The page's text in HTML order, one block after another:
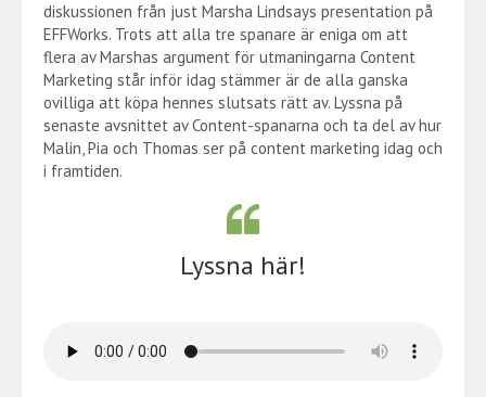
diskussionen från just Marsha Lindsays presentation på
EFFWorks. Trots att alla tre spanare är eniga om att
flera av Marshas argument för utmaningarna Content
Marketing står inför idag stämmer är de alla ganska
ovilliga att köpa hennes slutsats rätt av. Lyssna på
senaste avsnittet av Content-spanarna och ta del av hur
Malin, Pia och Thomas ser på content marketing idag och
i framtiden.
Lyssna här!